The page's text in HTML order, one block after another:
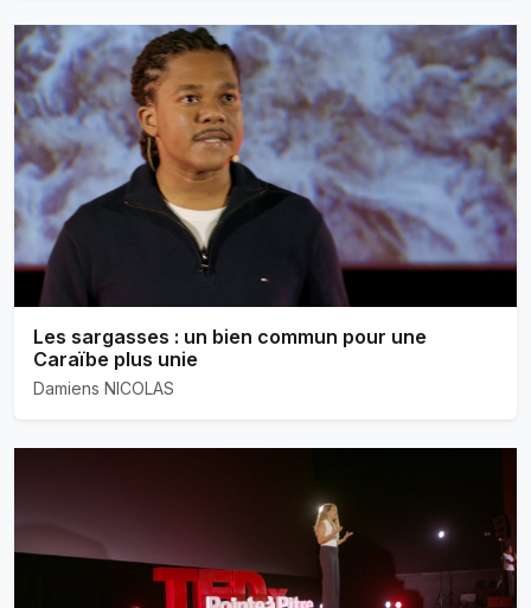
Les sargasses : un bien commun pour une
Caraïbe plus unie
Damiens NICOLAS